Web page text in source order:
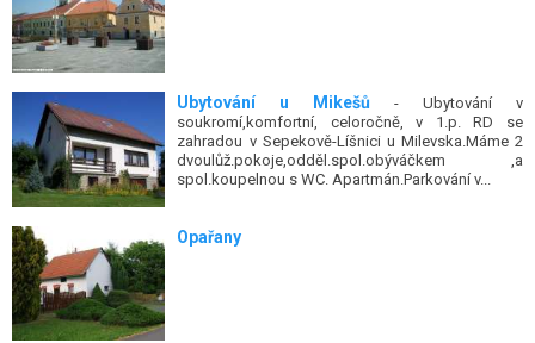
Ubytování u Mikešů - Ubytování v
soukromí,komfortní, celoročně, v 1.p. RD se
zahradou v Sepekově-Líšnici u Milevska.Máme 2
dvoulůž.pokoje,odděl.spol.obýváčkem ,a
spol.koupelnou s WC. Apartmán.Parkování v...
Opařany